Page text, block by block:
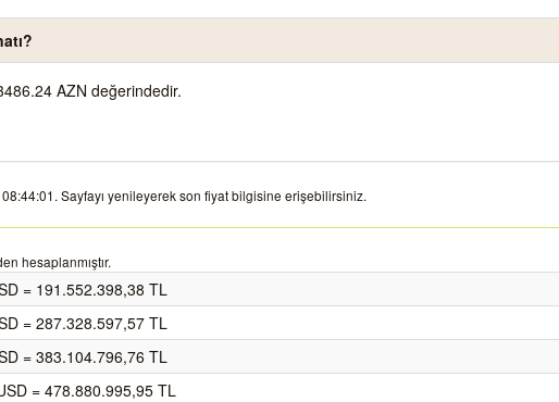
AZN değerindedir.
Sayfayı yenileyerek son fiyat bilgisine erişebilirsiniz.
hesaplanmıştır.
= 191.552.398,38 TL
= 287.328.597,57 TL
= 383.104.796,76 TL
= 478.880.995,95 TL